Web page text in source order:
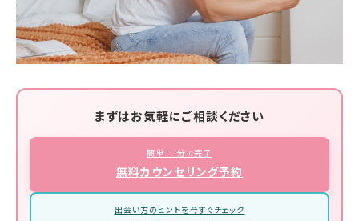
まずはお気軽にご相談ください
簡単！ 1分で完了
無料カウンセリング予約
出会い方のヒントを今すぐチェック